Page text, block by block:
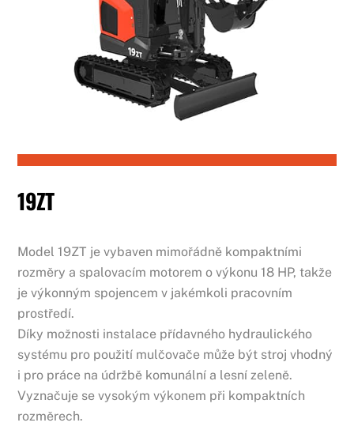
19ZT
Model 19ZT je vybaven mimořádně kompaktními
rozměry a spalovacím motorem o výkonu 18 HP, takže
je výkonným spojencem v jakémkoli pracovním
prostředí.
Díky možnosti instalace přídavného hydraulického
systému pro použití mulčovače může být stroj vhodný
i pro práce na údržbě komunální a lesní zeleně.
Vyznačuje se vysokým výkonem při kompaktních
rozměrech.